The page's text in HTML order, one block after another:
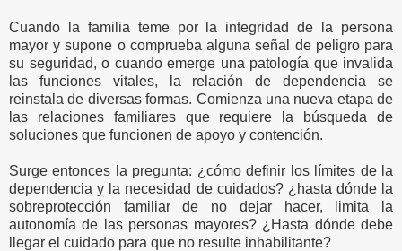
Cuando la familia teme por la integridad de la persona
mayor y supone o comprueba alguna señal de peligro para
su seguridad, o cuando emerge una patología que invalida
las funciones vitales, la relación de dependencia se
reinstala de diversas formas. Comienza una nueva etapa de
las relaciones familiares que requiere la búsqueda de
soluciones que funcionen de apoyo y contención.
Surge entonces la pregunta: ¿cómo definir los límites de la
dependencia y la necesidad de cuidados? ¿hasta dónde la
sobreprotección familiar de no dejar hacer, limita la
autonomía de las personas mayores? ¿Hasta dónde debe
llegar el cuidado para que no resulte inhabilitante?